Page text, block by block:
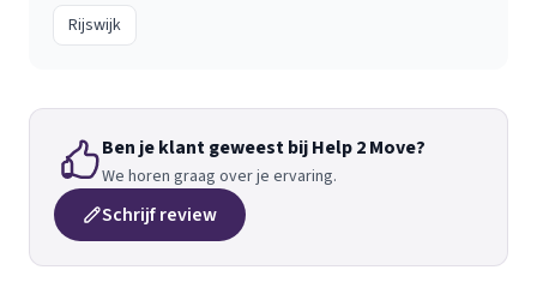
Rijswijk
Ben je klant geweest bij Help 2 Move?
We horen graag over je ervaring.
Schrijf review